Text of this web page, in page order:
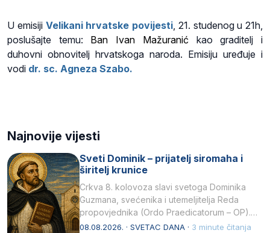
U emisiji Velikani hrvatske povijesti, 21. studenog u 21h,
poslušajte temu: Ban Ivan Mažuranić kao graditelj i
duhovni obnovitelj hrvatskoga naroda. Emisiju uređuje i
vodi dr. sc. Agneza Szabo.
Najnovije vijesti
Sveti Dominik – prijatelj siromaha i
širitelj krunice
Crkva 8. kolovoza slavi svetoga Dominika
Guzmana, svećenika i utemeljitelja Reda
propovjednika (Ordo Praedicatorum – OP).
Svojim životom, dubokom ljubavlju prema
08.08.2026. · SVETAC DANA · 3 minute čitanja